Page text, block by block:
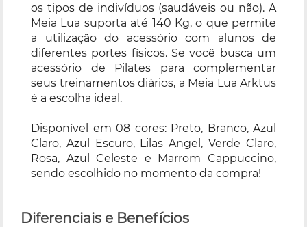
os tipos de indivíduos (saudáveis ou não). A
Meia Lua suporta até 140 Kg, o que permite
a utilização do acessório com alunos de
diferentes portes físicos. Se você busca um
acessório de Pilates para complementar
seus treinamentos diários, a Meia Lua Arktus
é a escolha ideal.
Disponível em 08 cores: Preto, Branco, Azul
Claro, Azul Escuro, Lilas Angel, Verde Claro,
Rosa, Azul Celeste e Marrom Cappuccino,
sendo escolhido no momento da compra!
Diferenciais e Benefícios